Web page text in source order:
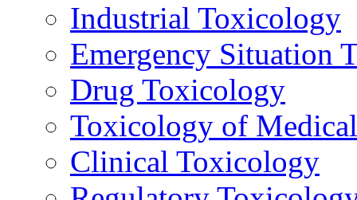
Industrial Toxicology
Emergency Situation
Drug Toxicology
Toxicology of
Clinical Toxicology